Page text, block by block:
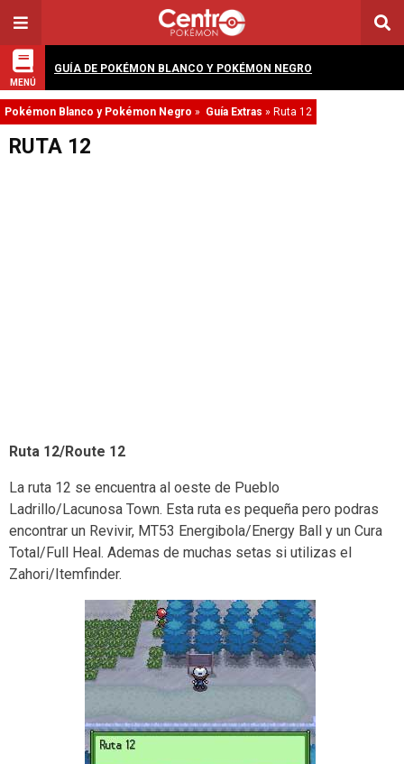
MENÚ
GUÍA DE POKÉMON BLANCO Y POKÉMON NEGRO
Pokémon Blanco y Pokémon Negro » Guía Extras » Ruta 12
RUTA 12
Ruta 12/Route 12
La ruta 12 se encuentra al oeste de Pueblo
Ladrillo/Lacunosa Town. Esta ruta es pequeña pero podras
encontrar un Revivir, MT53 Energibola/Energy Ball y un Cura
Total/Full Heal. Ademas de muchas setas si utilizas el
Zahori/Itemfinder.